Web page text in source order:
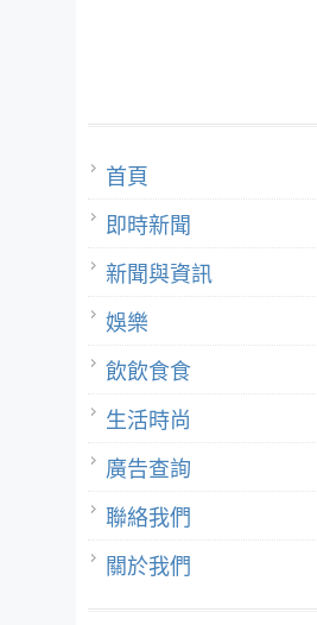
首頁
即時新聞
新聞與資訊
娛樂
飲飲食食
生活時尚
廣告查詢
聯絡我們
關於我們